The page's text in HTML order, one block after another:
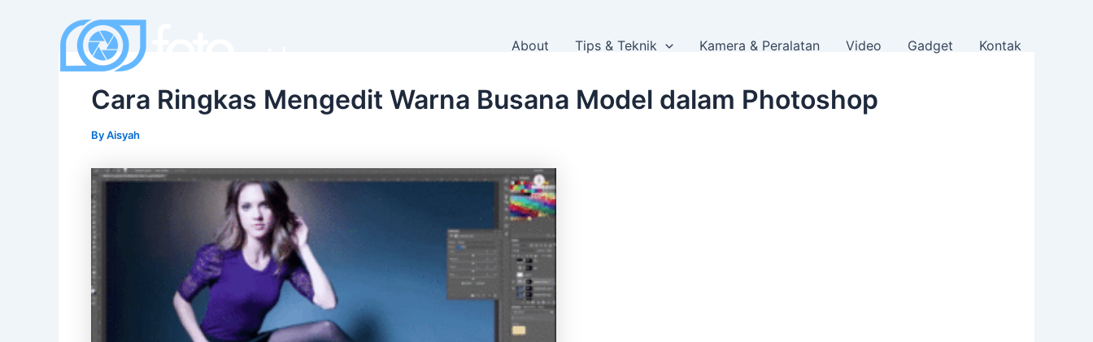
About Tips & Teknik Kamera & Peralatan Video Gadget Kontak
Cara Ringkas Mengedit Warna Busana Model dalam Photoshop
ByAisyah